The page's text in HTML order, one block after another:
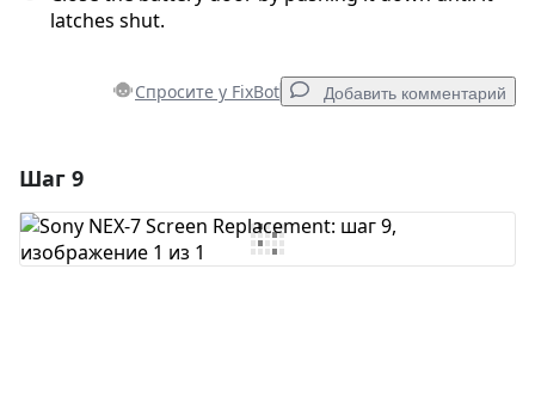
latches shut.
Спросите у FixBot Добавить комментарий
Добавить комментарий
Шаг 9